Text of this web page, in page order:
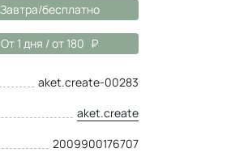
Завтра/бесплатно
От 1 дня / от 180
aket.create-00283
aket.create
2009900176707